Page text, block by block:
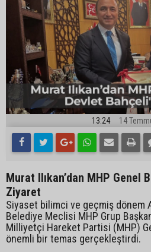
13:24 14
Murat Ilıkan’dan MHP Genel
Ziyaret
Siyaset bilimci ve geçmiş dönem
Belediye Meclisi MHP Grup
Milliyetçi Hareket Partisi (MHP)
önemli bir temas gerçekleştirdi.